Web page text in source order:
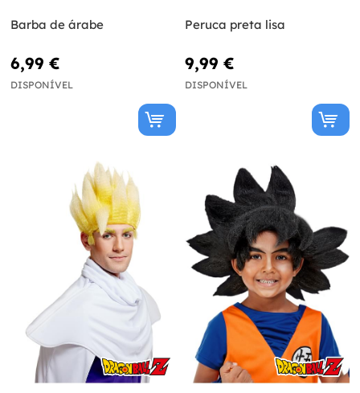
Barba de árabe
6,99 €
DISPONÍVEL
Peruca preta lisa
9,99 €
DISPONÍVEL